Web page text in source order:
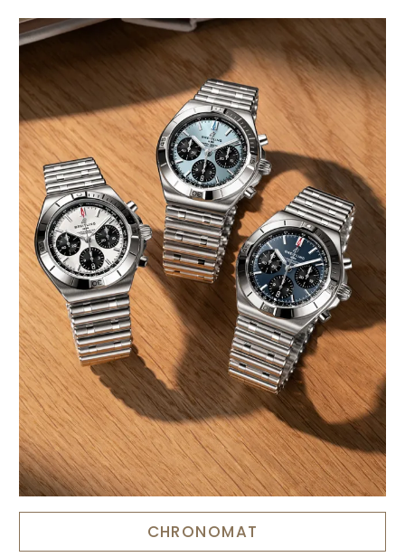
CHRONOMAT